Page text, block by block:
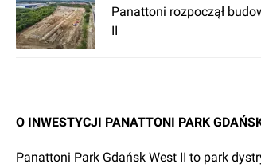
Panattoni rozpoczął
II
O INWESTYCJI PANATTONI PARK
Panattoni Park Gdańsk West II to park